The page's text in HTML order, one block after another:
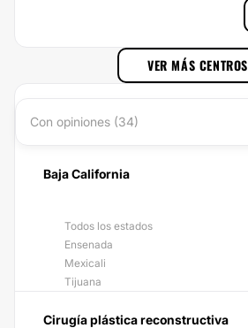
VER MÁS CENTROS
Con opiniones (34)
Baja California
Todos los estados
Ensenada
Mexicali
Tijuana
Cirugía plástica reconstructiva